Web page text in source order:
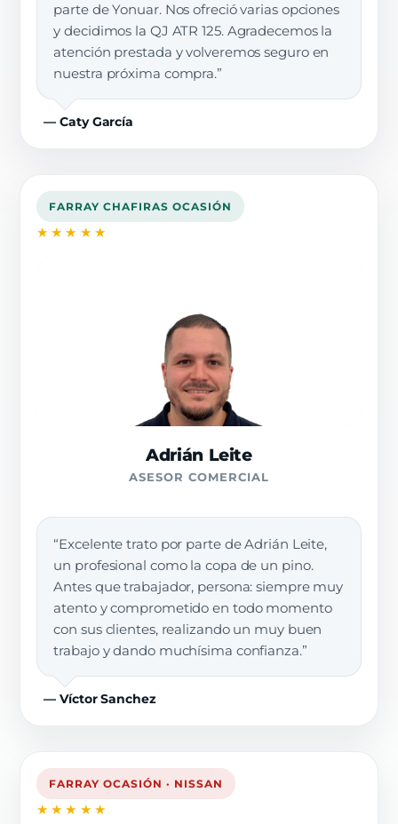
parte de Yonuar. Nos ofreció varias opciones
y decidimos la QJ ATR 125. Agradecemos la
atención prestada y volveremos seguro en
nuestra próxima compra.”
— Caty García
FARRAY CHAFIRAS OCASIÓN
★★★★★
Adrián Leite
ASESOR COMERCIAL
“Excelente trato por parte de Adrián Leite,
un profesional como la copa de un pino.
Antes que trabajador, persona: siempre muy
atento y comprometido en todo momento
con sus clientes, realizando un muy buen
trabajo y dando muchísima confianza.”
— Víctor Sanchez
FARRAY OCASIÓN · NISSAN
★★★★★